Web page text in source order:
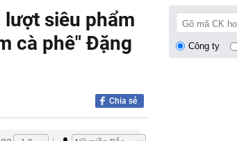
cư Ngô Anh
30 triệu đồng
đối 30/30 năm
sau gần 8 tháng thi
siêu phẩm
cà phê" Đặng
Chia sẻ
Công ty